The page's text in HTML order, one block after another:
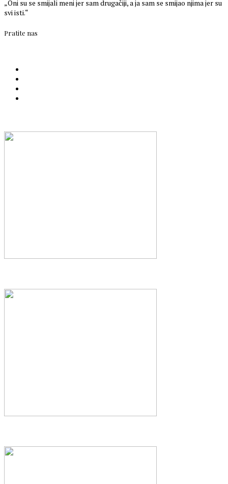
„Oni su se smijali meni jer sam drugačiji, a ja sam se smijao njima jer su
svi isti.“
Pratite nas